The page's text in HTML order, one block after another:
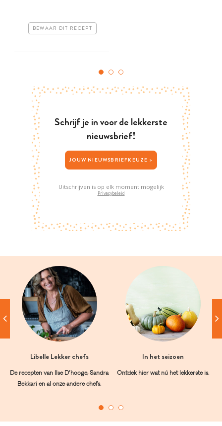
BEWAAR DIT RECEPT
Schrijf je in voor de lekkerste
nieuwsbrief!
JOUW NIEUWSBRIEFKEUZE >
Uitschrijven is op elk moment mogelijk
Privacybeleid
Libelle Lekker chefs
De recepten van Ilse D’hooge, Sandra
Bekkari en al onze andere chefs.
In het seizoen
Ontdek hier wat nú het lekkerste is.